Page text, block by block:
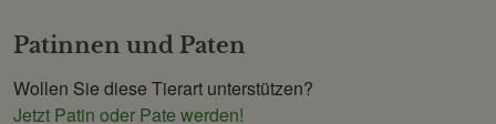
Patinnen und Paten
Wollen Sie diese Tierart unterstützen?
Jetzt Patin oder Pate werden!